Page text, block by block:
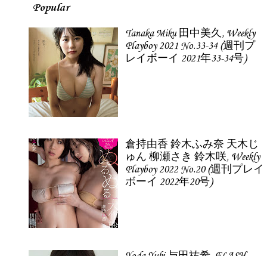
Popular
Tanaka Miku 田中美久, Weekly
Playboy 2021 No.33-34 (週刊プ
レイボーイ 2021年33-34号)
倉持由香 鈴木ふみ奈 天木じ
ゅん 柳瀬さき 鈴木咲, Weekly
Playboy 2022 No.20 (週刊プレイ
ボーイ 2022年20号)